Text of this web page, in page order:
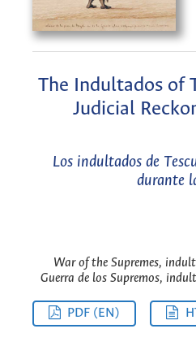
The Indultados of
Judicial
Los indultados de
durante
War of the Supremes,
Guerra de los Supremos,
PDF (EN)